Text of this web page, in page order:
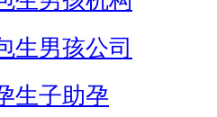
生男孩公司
生子助孕